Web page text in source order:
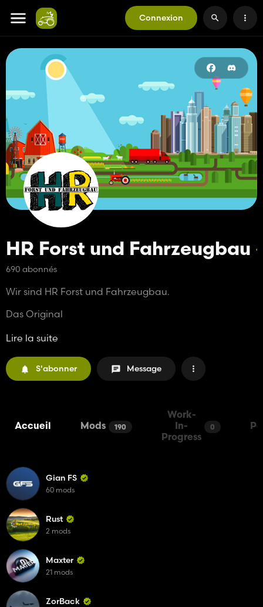
Connexion
HR Forst und Fahrzeugbau
690 abonnés
Wir sind HR Forst und Fahrzeugbau.
Das Original
Bei fragen usw, Schreibt uns bitte über die Facebook
Lire la suite
S'abonner Message
Accueil Mods 190
Work-
In-
Progress
0
Gian FS
60 mods
Rust
2 mods
Maxter
21 mods
ZorBack